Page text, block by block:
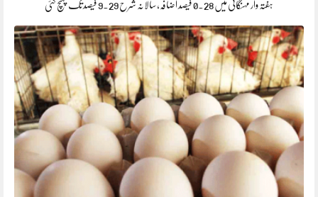
ہفتہ وار مہنگائی میں 0.28 فیصد اضافہ، سالانہ شرح 9.29 فیصد تک پہنچ گئی